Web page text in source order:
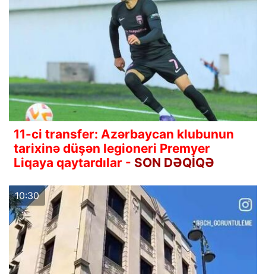
11-ci transfer: Azərbaycan klubunun
tarixinə düşən legioneri Premyer
Liqaya qaytardılar - SON DƏQİQƏ
10:30